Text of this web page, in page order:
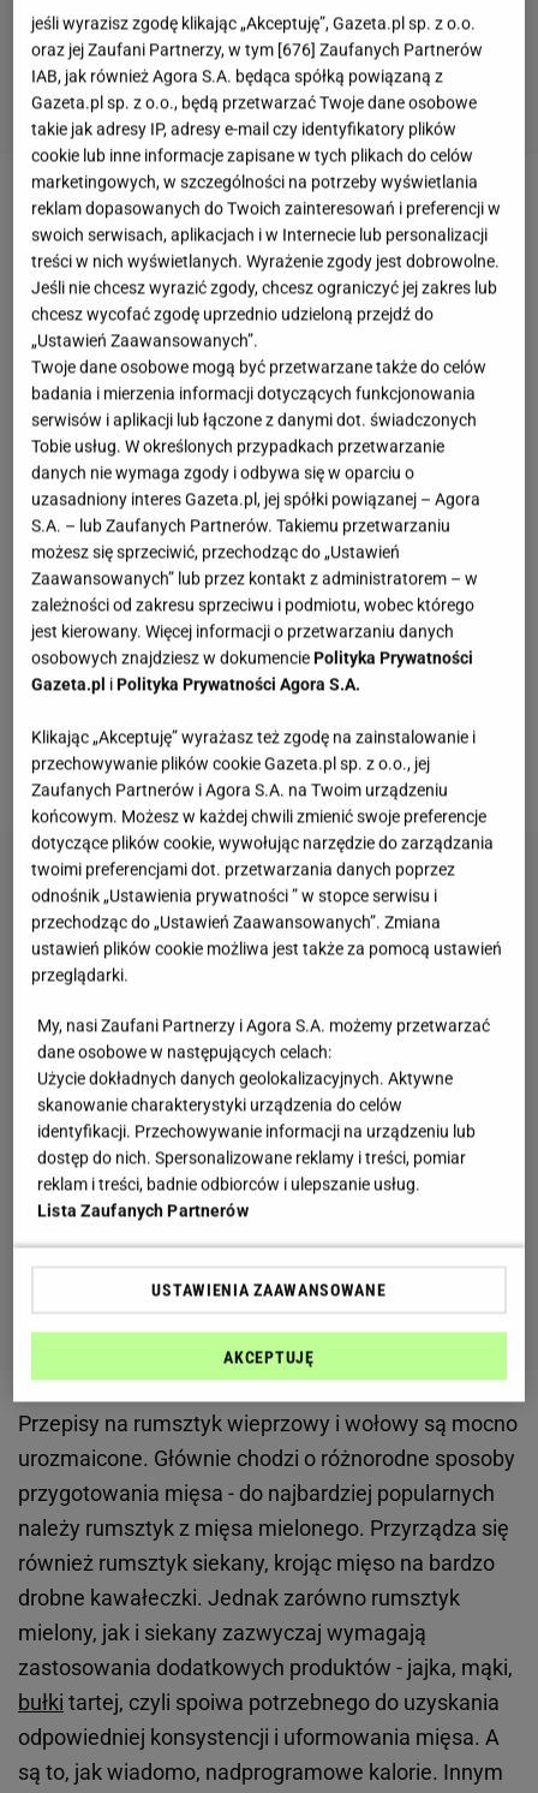
Obiad złożony z rumsztyku z mocnym cebulowym
akcentem oraz okraszonych tłuszczem ziemniaków
nie wydaje się dietetycznym posiłkiem. Jednak
istnieją sposoby, aby rumsztyk wieprzowy lub
wołowy znacznie odchudzić. Aby to zrobić,
wystarczy zrezygnować z wysokokalorycznych
dodatków oraz użyć do przyrządzenia dania
najchudszej partii mięsa wołowego lub
wieprzowego, czyli polędwicy. Możemy także
jeszcze bardziej przemontować przepis na rumsztyk
wykorzystując mięso z piersi indyczej lub kurzej.
Polędwica wieprzowa - wysokobiałkowa i
niskokaloryczna
Rumsztyki w wielu wariantach
Przepisy na rumsztyk wieprzowy i wołowy są mocno
urozmaicone. Głównie chodzi o różnorodne sposoby
przygotowania mięsa - do najbardziej popularnych
należy rumsztyk z mięsa mielonego. Przyrządza się
również rumsztyk siekany, krojąc mięso na bardzo
drobne kawałeczki. Jednak zarówno rumsztyk
mielony, jak i siekany zazwyczaj wymagają
zastosowania dodatkowych produktów - jajka, mąki,
bułki tartej, czyli spoiwa potrzebnego do uzyskania
odpowiedniej konsystencji i uformowania mięsa. A
są to, jak wiadomo, nadprogramowe kalorie. Innym
jeśli wyrazisz zgodę klikając „Akceptuję”, Gazeta.pl sp. z o.o.
oraz jej Zaufani Partnerzy, w tym [676] Zaufanych Partnerów
IAB, jak również Agora S.A. będąca spółką powiązaną z
Gazeta.pl sp. z o.o., będą przetwarzać Twoje dane osobowe
takie jak adresy IP, adresy e-mail czy identyfikatory plików
cookie lub inne informacje zapisane w tych plikach do celów
marketingowych, w szczególności na potrzeby wyświetlania
reklam dopasowanych do Twoich zainteresowań i preferencji w
swoich serwisach, aplikacjach i w Internecie lub personalizacji
treści w nich wyświetlanych. Wyrażenie zgody jest dobrowolne.
Jeśli nie chcesz wyrazić zgody, chcesz ograniczyć jej zakres lub
chcesz wycofać zgodę uprzednio udzieloną przejdź do
„Ustawień Zaawansowanych”.
Twoje dane osobowe mogą być przetwarzane także do celów
badania i mierzenia informacji dotyczących funkcjonowania
serwisów i aplikacji lub łączone z danymi dot. świadczonych
Tobie usług. W określonych przypadkach przetwarzanie
danych nie wymaga zgody i odbywa się w oparciu o
uzasadniony interes Gazeta.pl, jej spółki powiązanej – Agora
S.A. – lub Zaufanych Partnerów. Takiemu przetwarzaniu
możesz się sprzeciwić, przechodząc do „Ustawień
Zaawansowanych” lub przez kontakt z administratorem – w
zależności od zakresu sprzeciwu i podmiotu, wobec którego
jest kierowany. Więcej informacji o przetwarzaniu danych
osobowych znajdziesz w dokumencie Polityka Prywatności
Gazeta.pl i Polityka Prywatności Agora S.A.
Klikając „Akceptuję” wyrażasz też zgodę na zainstalowanie i
przechowywanie plików cookie Gazeta.pl sp. z o.o., jej
Zaufanych Partnerów i Agora S.A. na Twoim urządzeniu
końcowym. Możesz w każdej chwili zmienić swoje preferencje
dotyczące plików cookie, wywołując narzędzie do zarządzania
twoimi preferencjami dot. przetwarzania danych poprzez
odnośnik „Ustawienia prywatności ” w stopce serwisu i
przechodząc do „Ustawień Zaawansowanych”. Zmiana
ustawień plików cookie możliwa jest także za pomocą ustawień
przeglądarki.
My, nasi Zaufani Partnerzy i Agora S.A. możemy przetwarzać
dane osobowe w następujących celach:
Użycie dokładnych danych geolokalizacyjnych. Aktywne
skanowanie charakterystyki urządzenia do celów
identyfikacji. Przechowywanie informacji na urządzeniu lub
dostęp do nich. Spersonalizowane reklamy i treści, pomiar
reklam i treści, badnie odbiorców i ulepszanie usług.
Lista Zaufanych Partnerów
USTAWIENIA ZAAWANSOWANE
AKCEPTUJĘ